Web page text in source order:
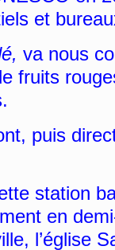
et
va nous
fruits
puis
station
en
l’église